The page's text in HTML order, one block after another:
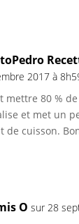
2017 à
mettre 80 %
et met un
de cuisson.
O sur 28